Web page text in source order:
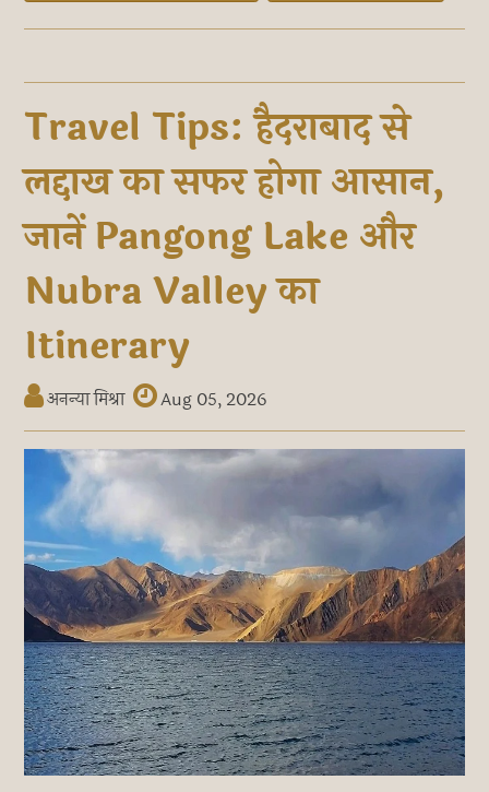
Travel Tips: हैदराबाद से
लद्दाख का सफर होगा आसान,
जानें Pangong Lake और
Nubra Valley का
Itinerary
अनन्या मिश्रा Aug 05, 2026